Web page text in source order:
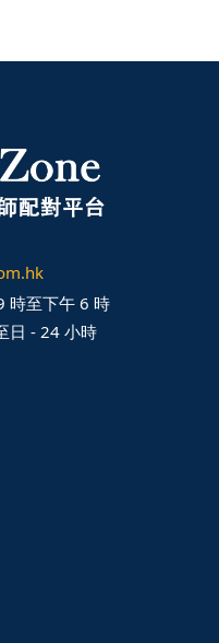
時至下午 6 時
日 - 24 小時